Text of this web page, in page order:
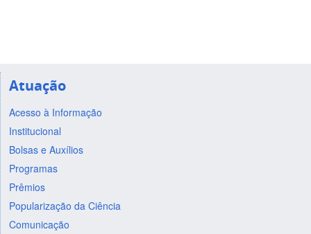
Atuação
Acesso à Informação
Institucional
Bolsas e Auxílios
Programas
Prêmios
Popularização da Ciência
Comunicação